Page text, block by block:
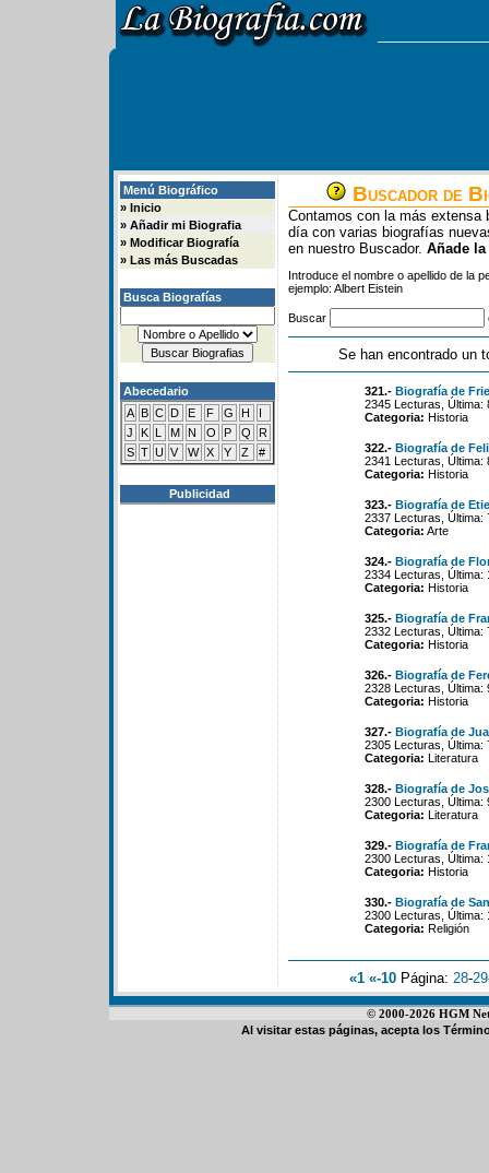
Menú Biográfico
» Inicio
» Añadir mi Biografia
» Modificar Biografía
» Las más Buscadas
Busca Biografías
Abecedario
A B C D E F G H
I
J
K L M N O P Q
R
S T U V W X Y Z #
Publicidad
Buscador de
Contamos con la más extensa
día con varias biografías
en nuestro Buscador. Añade
Introduce el nombre o apellido de la
ejemplo: Albert Eistein
Buscar
Se han encontrado un
321.- Biografía de
2345 Lecturas, Última:
Categoria: Historia
322.- Biografía de
2341 Lecturas, Última:
Categoria: Historia
323.- Biografía de
2337 Lecturas, Última:
Categoria: Arte
324.- Biografía de
2334 Lecturas, Última:
Categoria: Historia
325.- Biografía de
2332 Lecturas, Última:
Categoria: Historia
326.- Biografía de
2328 Lecturas, Última:
Categoria: Historia
327.- Biografía de
2305 Lecturas, Última:
Categoria: Literatura
328.- Biografía de
2300 Lecturas, Última:
Categoria: Literatura
329.- Biografía de
2300 Lecturas, Última:
Categoria: Historia
330.- Biografía de
2300 Lecturas, Última:
Categoria: Religión
«1 «-10 Página: 28-29
© 2000-2026 HGM
Al visitar estas páginas, acepta los